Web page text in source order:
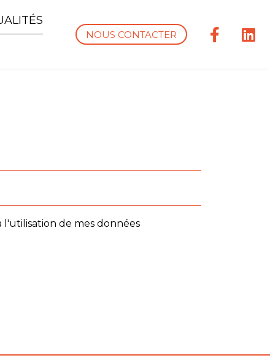
NOUS CONTACTER
l'utilisation de mes données